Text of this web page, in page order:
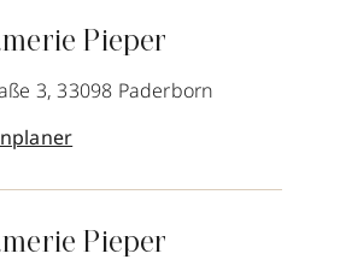
Pieper
3, 33098 Paderborn
Pieper